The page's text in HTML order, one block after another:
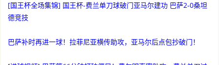
[国王杯全场集锦] 国王杯-费兰单刀球破门亚马尔建功 巴萨2-0桑坦
德竞技
巴萨补时再进一球！拉菲尼亚横传助攻，亚马尔后点包抄破门！